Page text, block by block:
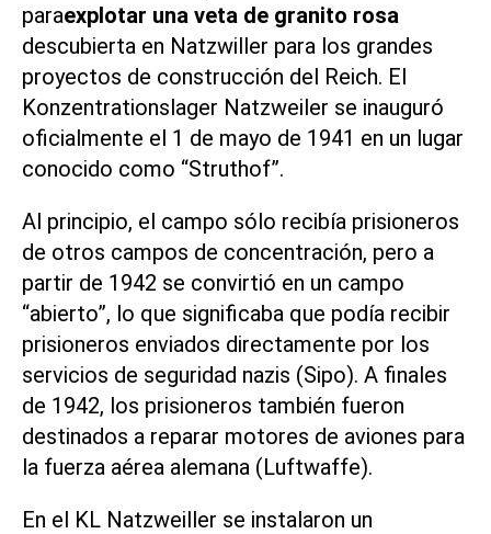
paraexplotar una veta de granito rosa
descubierta en Natzwiller para los grandes
proyectos de construcción del Reich. El
Konzentrationslager Natzweiler se inauguró
oficialmente el 1 de mayo de 1941 en un lugar
conocido como “Struthof”.
Al principio, el campo sólo recibía prisioneros
de otros campos de concentración, pero a
partir de 1942 se convirtió en un campo
“abierto”, lo que significaba que podía recibir
prisioneros enviados directamente por los
servicios de seguridad nazis (Sipo). A finales
de 1942, los prisioneros también fueron
destinados a reparar motores de aviones para
la fuerza aérea alemana (Luftwaffe).
En el KL Natzweiller se instalaron un